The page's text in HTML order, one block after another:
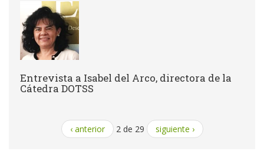
Entrevista a Isabel del Arco, directora de la
Cátedra DOTSS
‹ anterior 2 de 29 siguiente ›